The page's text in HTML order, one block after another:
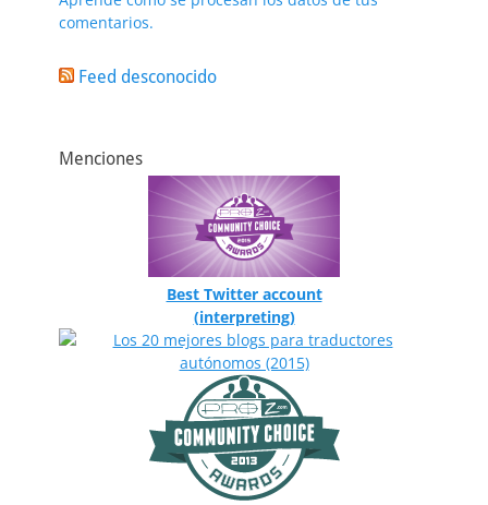
comentarios.
Feed desconocido
Menciones
Best Twitter account
(interpreting)